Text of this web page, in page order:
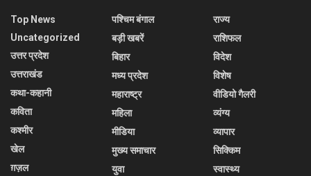
Top News
Uncategorized
उत्तर प्रदेश
उत्तराखंड
कथा-कहानी
कविता
कश्मीर
खेल
ग़ज़ल
पश्चिम बंगाल
बड़ी खबरें
बिहार
मध्य प्रदेश
महाराष्ट्र
महिला
मीडिया
मुख्य समाचार
युवा
राज्य
राशिफल
विदेश
विशेष
वीडियो गैलरी
व्यंग्य
व्यापार
सिक्किम
स्वास्थ्य